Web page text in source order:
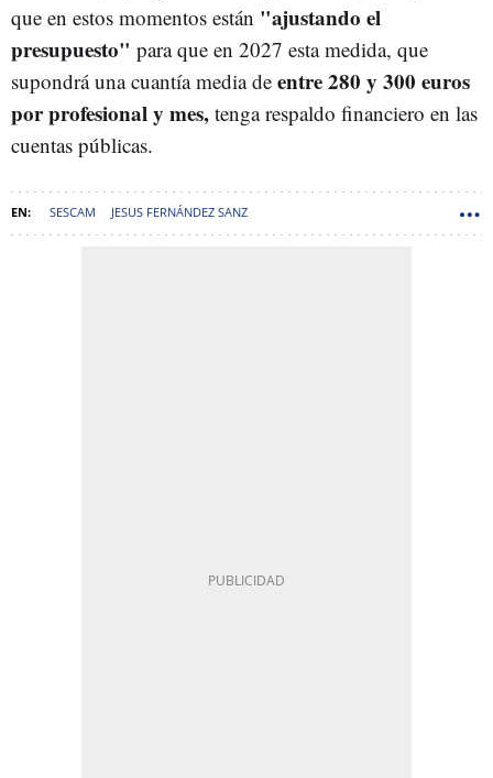
que en estos momentos están "ajustando el
presupuesto" para que en 2027 esta medida, que
supondrá una cuantía media de entre 280 y 300 euros
por profesional y mes, tenga respaldo financiero en las
cuentas públicas.
SESCAM JESUS FERNÁNDEZ SANZ